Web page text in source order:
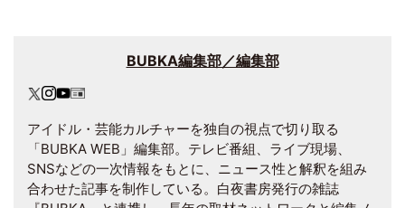
BUBKA編集部／編集部
アイドル・芸能カルチャーを独自の視点で切り取る
「BUBKA WEB」編集部。テレビ番組、ライブ現場、
SNSなどの一次情報をもとに、ニュース性と解釈を組み
合わせた記事を制作している。白夜書房発行の雑誌